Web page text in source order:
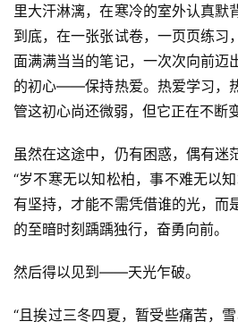
好
词
好
句
经
典
歌
词
今
词
里大汗淋漓，在寒冷的室外认真默
到底，在一张张试卷，一页页练习
面满满当当的笔记，一次次向前迈
的初心——保持热爱。热爱学习，
管这初心尚还微弱，但它正在不断
虽然在这途中，仍有困惑，偶有迷
“岁不寒无以知松柏，事不难无以
有坚持，才能不需凭借谁的光，而
的至暗时刻踽踽独行，奋勇向前。
然后得以见到——天光乍破。
“且挨过三冬四夏，暂受些痛苦，